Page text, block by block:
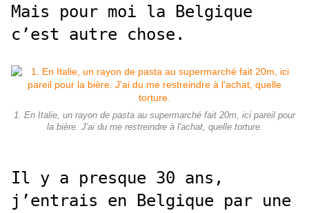
Mais pour moi la Belgique
c’est autre chose.
1. En Italie, un rayon de pasta au supermarché fait 20m, ici pareil pour
la bière. J'ai du me restreindre à l'achat, quelle torture.
Il y a presque 30 ans,
j’entrais en Belgique par une